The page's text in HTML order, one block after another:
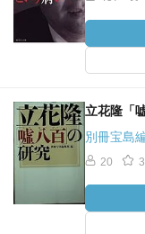
立花隆「
別冊宝島
20